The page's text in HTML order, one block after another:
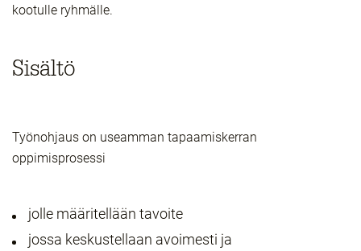
kootulle ryhmälle.
Sisältö
Työnohjaus on useamman tapaamiskerran
oppimisprosessi
jolle määritellään tavoite
jossa keskustellaan avoimesti ja